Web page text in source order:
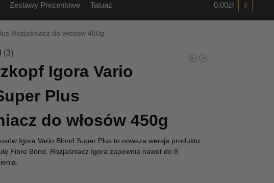
Zestawy Prezentowe Tatuaż 0,00zł 0
Rozjaśniacz do włosów 450g
Igora Vario
Plus
do włosów 450g
Igora Vario Blond Super Plus to nowsza wersja produktu
Fibre Bond. Rozjaśniacz Igora zapewnia nawet do 8